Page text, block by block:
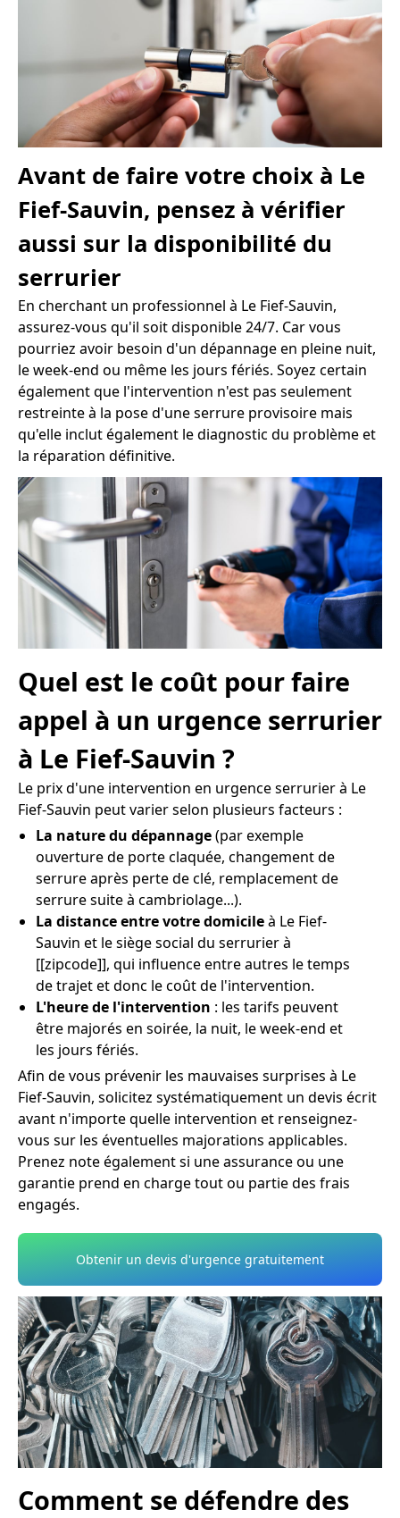
Avant de faire votre choix à Le
Fief-Sauvin, pensez à vérifier
aussi sur la disponibilité du
serrurier
En cherchant un professionnel à Le Fief-Sauvin,
assurez-vous qu'il soit disponible 24/7. Car vous
pourriez avoir besoin d'un dépannage en pleine nuit,
le week-end ou même les jours fériés. Soyez certain
également que l'intervention n'est pas seulement
restreinte à la pose d'une serrure provisoire mais
qu'elle inclut également le diagnostic du problème et
la réparation définitive.
Quel est le coût pour faire
appel à un urgence serrurier
à Le Fief-Sauvin ?
Le prix d'une intervention en urgence serrurier à Le
Fief-Sauvin peut varier selon plusieurs facteurs :
La nature du dépannage(par exemple
ouverture de porte claquée, changement de
serrure après perte de clé, remplacement de
serrure suite à cambriolage...).
La distance entre votre domicileà Le Fief-
Sauvin et le siège social du serrurier à
[[zipcode]], qui influence entre autres le temps
de trajet et donc le coût de l'intervention.
L'heure de l'intervention : les tarifs peuvent
être majorés en soirée, la nuit, le week-end et
les jours fériés.
Afin de vous prévenir les mauvaises surprises à Le
Fief-Sauvin, solicitez systématiquement un devis écrit
avant n'importe quelle intervention et renseignez-
vous sur les éventuelles majorations applicables.
Prenez note également si une assurance ou une
garantie prend en charge tout ou partie des frais
engagés.
Obtenir un devis d'urgence gratuitement
Comment se défendre des